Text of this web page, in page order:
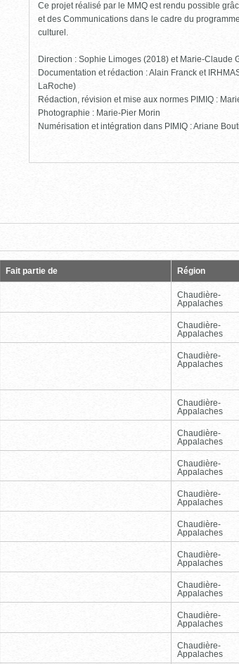
Ce projet réalisé par le MMQ est rendu possible
et des Communications dans le cadre du
culturel.
Direction : Sophie Limoges (2018) et Marie-Claude
Documentation et rédaction : Alain Franck et
LaRoche)
Rédaction, révision et mise aux normes PIMIQ :
Photographie : Marie-Pier Morin
Numérisation et intégration dans PIMIQ : Ariane
Fait partie de Région
Chaudière-
Appalaches
Chaudière-
Appalaches
Chaudière-
Appalaches
Chaudière-
Appalaches
Chaudière-
Appalaches
Chaudière-
Appalaches
Chaudière-
Appalaches
Chaudière-
Appalaches
Chaudière-
Appalaches
Chaudière-
Appalaches
Chaudière-
Appalaches
Chaudière-
Appalaches